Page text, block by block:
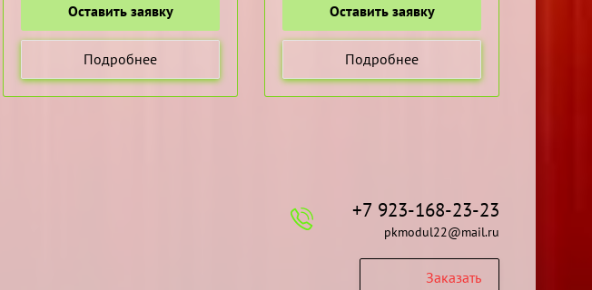
Оставить заявку
Подробнее
Оставить заявку
Подробнее
+7 923-168-23-23
pkmodul22@mail.ru
Заказать